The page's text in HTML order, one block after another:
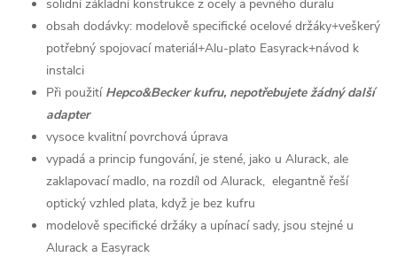
solidní základní konstrukce z ocely a pevného duralu
obsah dodávky: modelově specifické ocelové držáky+veškerý
potřebný spojovací materiál+Alu-plato Easyrack+návod k
instalci
Při použití Hepco&Becker kufru, nepotřebujete žádný další
adapter
vysoce kvalitní povrchová úprava
vypadá a princip fungování, je stené, jako u Alurack, ale
zaklapovací madlo, na rozdíl od Alurack, elegantně řeší
optický vzhled plata, když je bez kufru
modelově specifické držáky a upínací sady, jsou stejné u
Alurack a Easyrack